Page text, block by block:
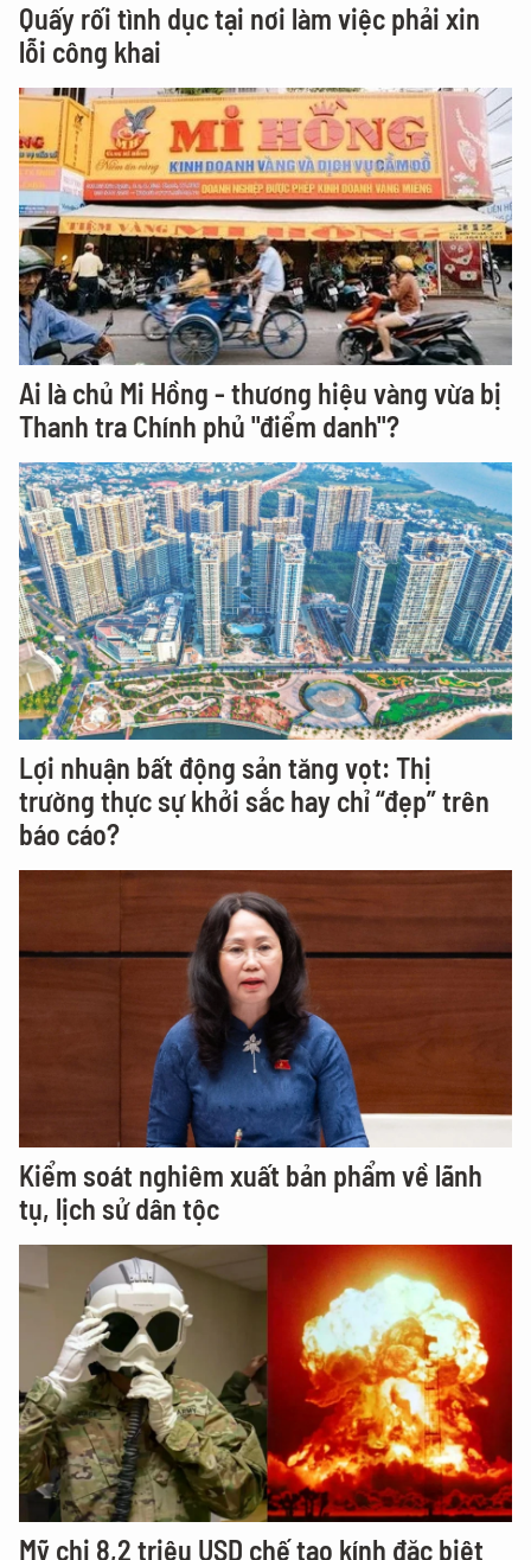
Quấy rối tình dục tại nơi làm việc phải xin
lỗi công khai
Ai là chủ Mi Hồng - thương hiệu vàng vừa bị
Thanh tra Chính phủ "điểm danh"?
Lợi nhuận bất động sản tăng vọt: Thị
trường thực sự khởi sắc hay chỉ “đẹp” trên
báo cáo?
Kiểm soát nghiêm xuất bản phẩm về lãnh
tụ, lịch sử dân tộc
Mỹ chi 8,2 triệu USD chế tạo kính đặc biệt